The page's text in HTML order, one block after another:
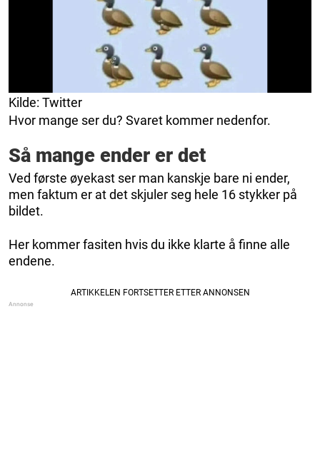
Kilde: Twitter
Hvor mange ser du? Svaret kommer nedenfor.
Så mange ender er det
Ved første øyekast ser man kanskje bare ni ender,
men faktum er at det skjuler seg hele 16 stykker på
bildet.
Her kommer fasiten hvis du ikke klarte å finne alle
endene.